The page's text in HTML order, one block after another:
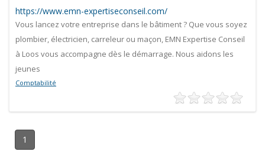
https://www.emn-expertiseconseil.com/
Vous lancez votre entreprise dans le bâtiment ? Que vous soyez
plombier, électricien, carreleur ou maçon, EMN Expertise Conseil
à Loos vous accompagne dès le démarrage. Nous aidons les
jeunes
Comptabilité
1